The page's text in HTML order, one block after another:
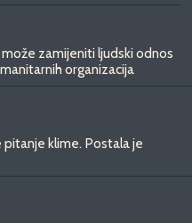
zamijeniti ljudski odnos
organizacija
pitanje klime. Postala je